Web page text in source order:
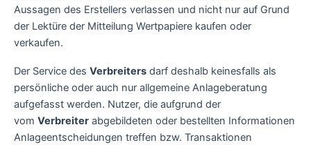
Aussagen des Erstellers verlassen und nicht nur auf Grund
der Lektüre der Mitteilung Wertpapiere kaufen oder
verkaufen.
Der Service des Verbreiters darf deshalb keinesfalls als
persönliche oder auch nur allgemeine Anlageberatung
aufgefasst werden. Nutzer, die aufgrund der
vom Verbreiter abgebildeten oder bestellten Informationen
Anlageentscheidungen treffen bzw. Transaktionen